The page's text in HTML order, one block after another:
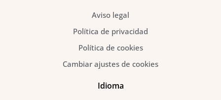
Aviso legal
Política de privacidad
Política de cookies
Cambiar ajustes de cookies
Idioma